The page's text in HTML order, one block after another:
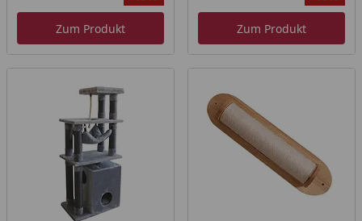
Ursprünglicher Preis
Rabatt
Zum Produkt Zum Produkt